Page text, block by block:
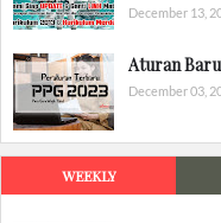
December 13,
Aturan Baru
December 03,
WEEKLY